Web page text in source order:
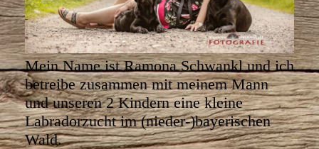
Mein Name ist Ramona Schwankl und ich
betreibe zusammen mit meinem Mann
und unseren 2 Kindern eine kleine
Labradorzucht im (nieder-)bayerischen
Wald.